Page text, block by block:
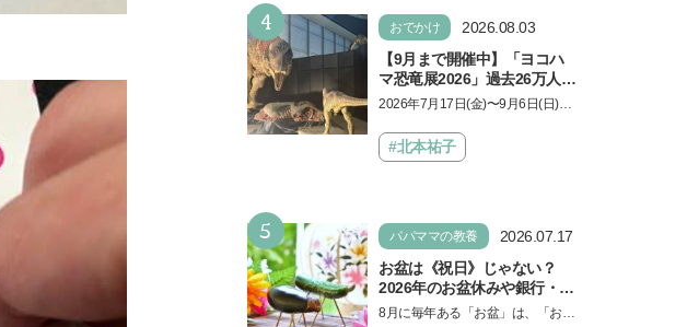
4 おでかけ
2026.08.03
【9月まで開催中】「ヨコハ
マ恐竜展2026」過去26万人を
動員した恐竜展が9年ぶりに
しむポイントを完全ガイド
2026年7月17日(金)〜9月6日(日)、
「ヨコハマ恐竜展2026〜恐竜の食
卓大図鑑〜」が開催…
#北本祐子
5 パパママの教養
2026.07.17
お盆は《祝日》じゃない？
2026年のお盆休みや銀行・役
所の営業や交通機関情報も紹
8月に毎年ある「お盆」は、「お盆